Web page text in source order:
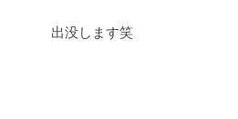
出没します笑